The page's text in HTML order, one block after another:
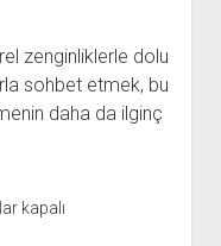
zenginliklerle dolu
sohbet etmek, bu
daha da ilginç
kapalı